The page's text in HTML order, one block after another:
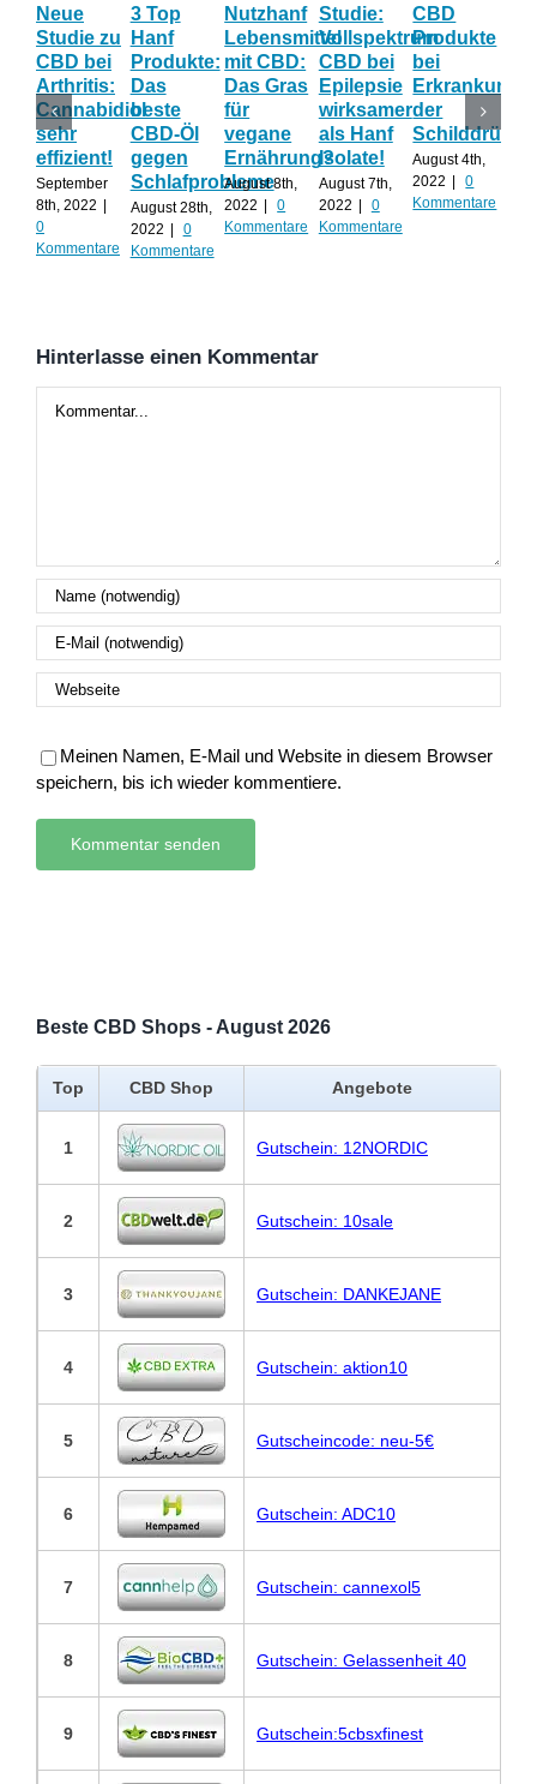
Neue
Studie zu
CBD bei
Arthritis:
Cannabidiol
sehr
effizient!
September
8th, 2022
0
Kommentare
3 Top
Hanf
Produkte:
Das
beste
CBD-Öl
gegen
Schlafprobleme
August 28th,
2022
0
Kommentare
Nutzhanf
Lebensmittel
mit CBD:
Das Gras
für
vegane
Ernährung?
August 8th,
2022
0
Kommentare
Studie:
Vollspektrum
CBD bei
Epilepsie
wirksamer
als Hanf
Isolate!
August 7th,
2022
0
Kommentare
CBD
Produkte
bei
der
Schilddrüse
August 4th,
2022
0
Kommentare
Hinterlasse einen Kommentar
Meinen Namen, E-Mail und Website in diesem Browser
speichern, bis ich wieder kommentiere.
Beste CBD Shops - August 2026
Top CBD Shop Angebote
1 Gutschein: 12NORDIC
2 Gutschein: 10sale
3 Gutschein: DANKEJANE
4 Gutschein: aktion10
5 Gutscheincode: neu-5€
6 Gutschein: ADC10
7 Gutschein: cannexol5
8 Gutschein: Gelassenheit 40
9 Gutschein:5cbsxfinest